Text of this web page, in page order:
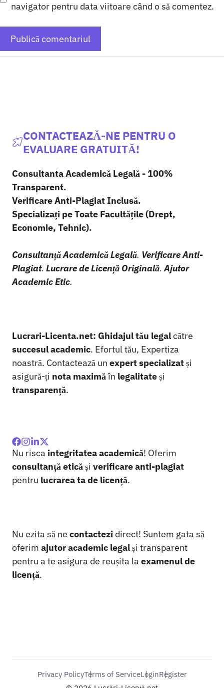
navigator pentru data viitoare când o să comentez.
CONTACTEAZĂ-NE PENTRU O
EVALUARE GRATUITĂ!
Consultanta Academică Legală - 100%
Transparent.
Verificare Anti-Plagiat Inclusă.
Specializați pe Toate Facultățile (Drept,
Economie, Tehnic).
Consultanță Academică Legală. Verificare Anti-
Plagiat. Lucrare de Licență Originală.Ajutor
Academic Etic.
Lucrari-Licenta.net: Ghidajul tău legalcătre
succesul academic. Efortul tău, Expertiza
noastră. Contactează un expert specializatși
asigură-ți nota maximăîn legalitateși
transparență.
Nu risca integritatea academică! Oferim
consultanță eticăși verificare anti-plagiat
pentru lucrarea ta de licență.
Nu ezita să ne contactezi direct! Suntem gata să
oferim ajutor academic legalși transparent
pentru a te asigura de reușita la examenul de
licență.
Privacy PolicyTerms of ServiceLoginRegister